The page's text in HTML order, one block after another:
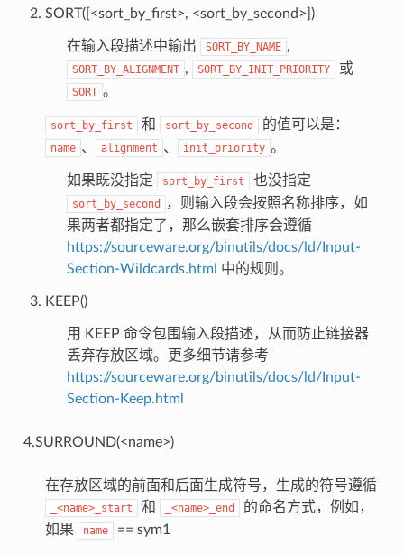
SORT([<sort_by_first>, <sort_by_second>])
在输入段描述中输出 SORT_BY_NAME ,
SORT_BY_ALIGNMENT , SORT_BY_INIT_PRIORITY 或
SORT 。
sort_by_first 和 sort_by_second 的值可以是：
name 、 alignment 、 init_priority 。
如果既没指定 sort_by_first 也没指定
sort_by_second
，则输入段会按照名称排序，如
果两者都指定了，那么嵌套排序会遵循
https://sourceware.org/binutils/docs/ld/Input-
Section-Wildcards.html 中的规则。
KEEP()
用 KEEP 命令包围输入段描述，从而防止链接器
丢弃存放区域。更多细节请参考
https://sourceware.org/binutils/docs/ld/Input-
Section-Keep.html
4.SURROUND(<name>)
在存放区域的前面和后面生成符号，生成的符号遵循
_<name>_start 和 _<name>_end
的命名方式，例如，
如果
name == sym1